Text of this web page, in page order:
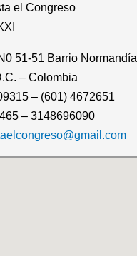
51-51 Barrio Normandía
– Colombia
– (601) 4672651
– 3148696090